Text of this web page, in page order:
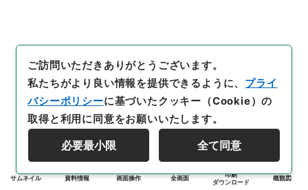
サムネイル 資料情報 画面操作 全画面
印刷
ダウンロード
概観図
ご訪問いただきありがとうございます。
私たちがより良い情報を提供できるように、 プライ
バシーポリシーに基づいたクッキー（Cookie）の
取得と利用に同意をお願いいたします。
必要最小限 全て同意